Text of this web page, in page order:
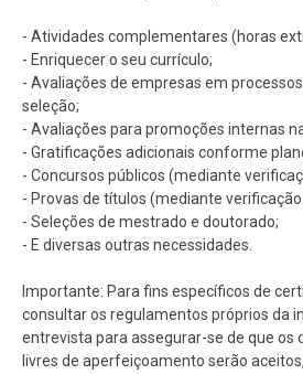
- Atividades complementares (horas
- Enriquecer o seu currículo;
- Avaliações de empresas em
seleção;
- Avaliações para promoções internas
- Gratificações adicionais conforme
- Concursos públicos (mediante
- Provas de títulos (mediante
- Seleções de mestrado e doutorado;
- E diversas outras necessidades.
Importante: Para fins específicos de
consultar os regulamentos próprios da
entrevista para assegurar-se de que os
livres de aperfeiçoamento serão